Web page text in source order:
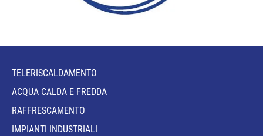
TELERISCALDAMENTO
ACQUA CALDA E FREDDA
RAFFRESCAMENTO
IMPIANTI INDUSTRIALI